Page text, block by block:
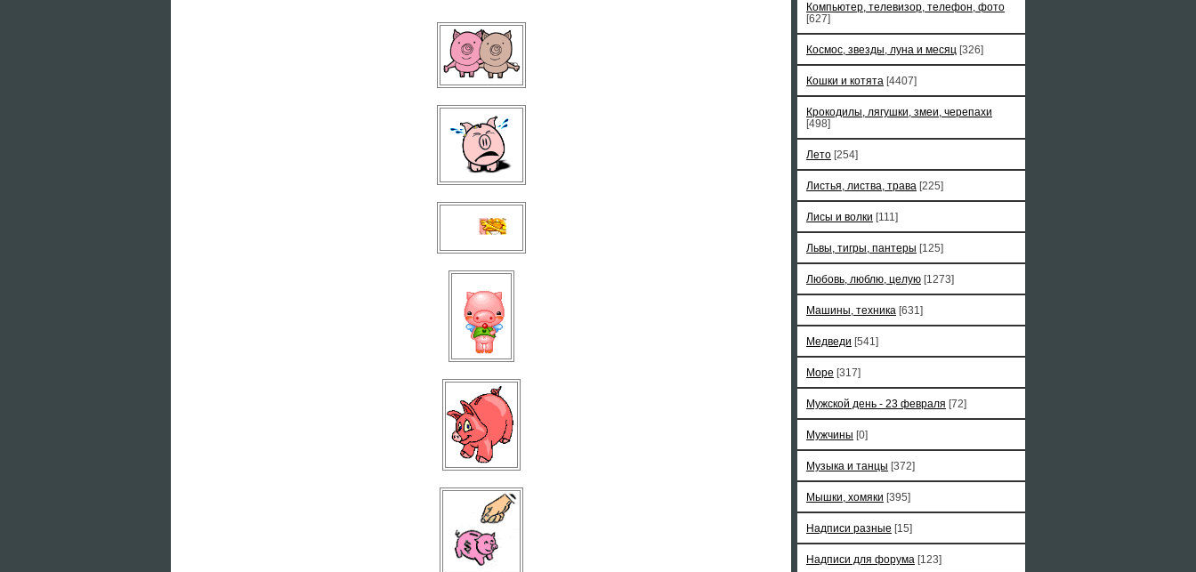
Компьютер, телевизор, телефон, фото
[627]
Космос, звезды, луна и месяц [326]
Кошки и котята [4407]
Крокодилы, лягушки, змеи, черепахи
[498]
Лето [254]
Листья, листва, трава [225]
Лисы и волки [111]
Львы, тигры, пантеры [125]
Любовь, люблю, целую [1273]
Машины, техника [631]
Медведи [541]
Море [317]
Мужской день - 23 февраля [72]
Мужчины [0]
Музыка и танцы [372]
Мышки, хомяки [395]
Надписи разные [15]
Надписи для форума [123]